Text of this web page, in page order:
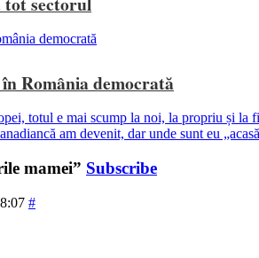
România democrată
totul e mai scump la noi, la propriu și la
am devenit, dar unde sunt eu
mamei” Subscribe
#